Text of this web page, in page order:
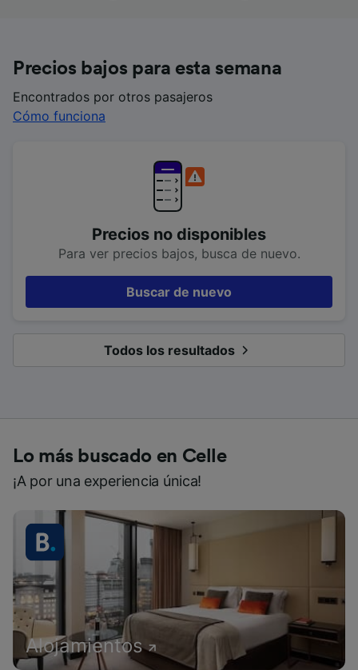
Precios bajos para esta semana
Encontrados por otros pasajeros
Cómo funciona
Precios no disponibles
Para ver precios bajos, busca de nuevo.
Buscar de nuevo
Todos los resultados
Lo más buscado en Celle
¡A por una experiencia única!
Alojamientos